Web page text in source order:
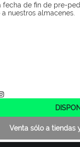
fecha de fin de pre-
nuestros almacenes.
Venta sólo a tiendas